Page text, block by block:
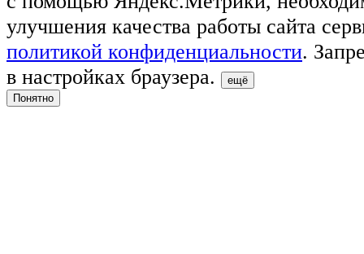
улучшения качества работы сайта
политикой конфиденциальности.
в настройках браузера.
ещё
Понятно